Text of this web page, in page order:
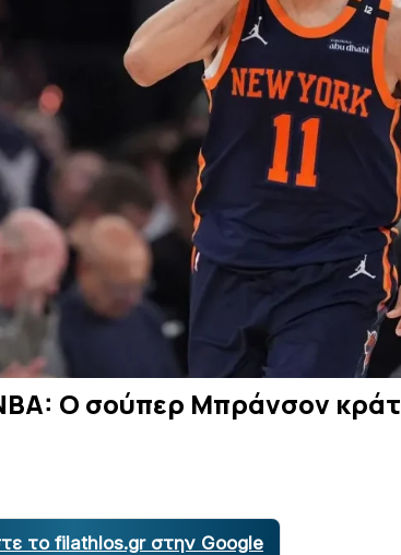
Ο σούπερ Μπράνσον
το filathlos.gr στην Google